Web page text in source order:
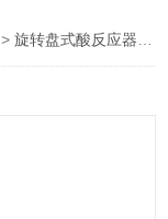
>旋转盘式酸反应器>全